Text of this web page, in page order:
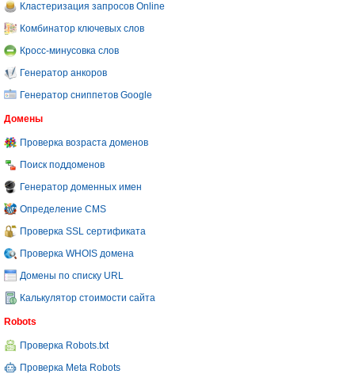
Кластеризация запросов Online
Комбинатор ключевых слов
Кросс-минусовка слов
Генератор анкоров
Генератор сниппетов Google
Домены
Проверка возраста доменов
Поиск поддоменов
Генератор доменных имен
Определение CMS
Проверка SSL сертификата
Проверка WHOIS домена
Домены по списку URL
Калькулятор стоимости сайта
Robots
Проверка Robots.txt
Проверка Meta Robots